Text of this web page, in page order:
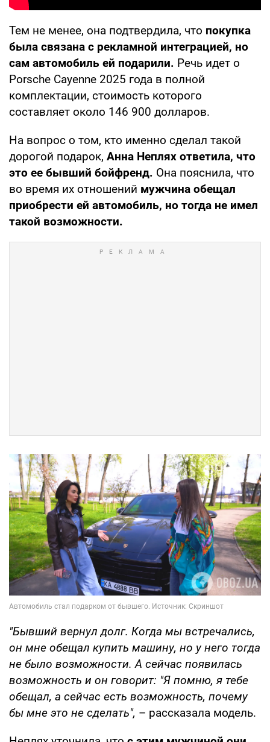
Тем не менее, она подтвердила, что покупка
была связана с рекламной интеграцией, но
сам автомобиль ей подарили. Речь идет о
Porsche Cayenne 2025 года в полной
комплектации, стоимость которого
составляет около 146 900 долларов.
На вопрос о том, кто именно сделал такой
дорогой подарок, Анна Неплях ответила, что
это ее бывший бойфренд. Она пояснила, что
во время их отношений мужчина обещал
приобрести ей автомобиль, но тогда не имел
такой возможности.
"Бывший вернул долг. Когда мы встречались,
он мне обещал купить машину, но у него тогда
не было возможности. А сейчас появилась
возможность и он говорит: "Я помню, я тебе
обещал, а сейчас есть возможность, почему
бы мне это не сделать", – рассказала модель.